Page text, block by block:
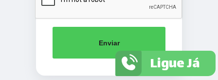
Enviar
Ligue Já